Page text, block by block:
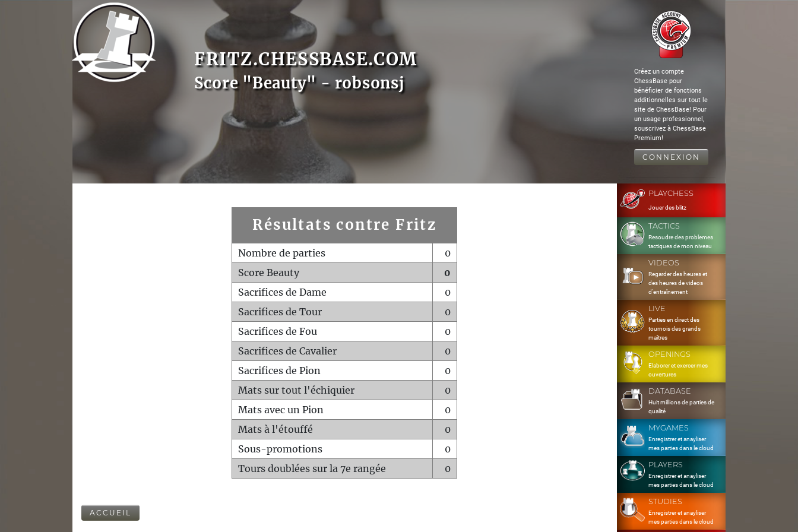
FRITZ.CHESSBASE.COM
Score "Beauty" - robsonsj
Créez un compte
ChessBase pour
bénéficier de fonctions
additionnelles sur tout le
site de ChessBase! Pour
un usage professionnel,
souscrivez à ChessBase
Premium!
CONNEXION
Résultats contre Fritz
Nombre de parties
0
Score Beauty
0
Sacrifices de Dame
0
Sacrifices de Tour
0
Sacrifices de Fou
0
Sacrifices de Cavalier
0
Sacrifices de Pion
0
Mats sur tout l'échiquier
0
Mats avec un Pion
0
Mats à l'étouffé
0
Sous-promotions
0
Tours doublées sur la 7e rangée
0
ACCUEIL
PLAYCHESS
Jouer des blitz
TACTICS
Resoudre des problemes
tactiques de mon niveau
VIDEOS
Regarder des heures et
des heures de videos
d'entraînement
LIVE
Parties en direct des
tournois des grands
maîtres
OPENINGS
Elaborer et exercer mes
ouvertures
DATABASE
Huit millions de parties de
qualité
MYGAMES
Enregistrer et anayliser
mes parties dans le cloud
PLAYERS
Enregistrer et anayliser
mes parties dans le cloud
STUDIES
Enregistrer et anayliser
mes parties dans le cloud